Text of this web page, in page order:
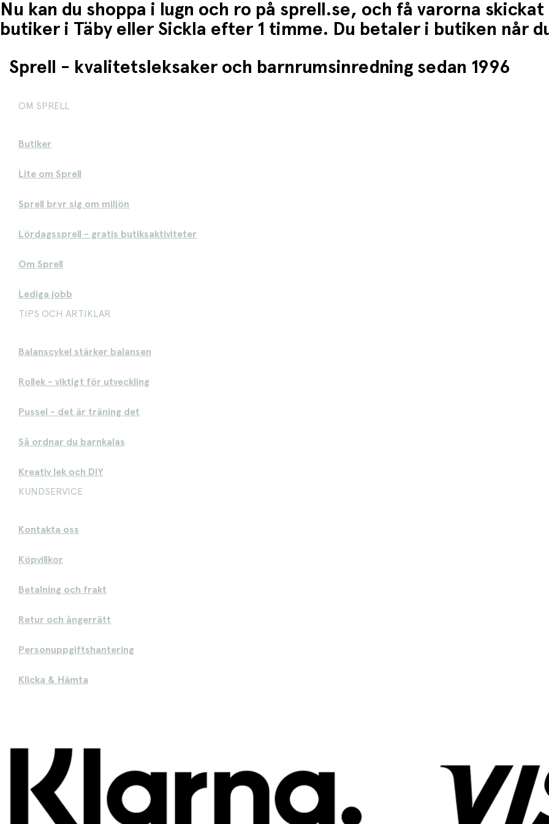
Nu kan du shoppa i lugn och ro på sprell.se, och få varorna
butiker i Täby eller Sickla efter 1 timme. Du betaler i butiken når
Sprell - kvalitetsleksaker och barnrumsinredning sedan 1996
OM SPRELL
Butiker
Lite om Sprell
Sprell bryr sig om miljön
Lördagssprell - gratis butiksaktiviteter
Om Sprell
Lediga jobb
TIPS OCH ARTIKLAR
Balanscykel stärker balansen
Rollek - viktigt för utveckling
Pussel - det är träning det
Så ordnar du barnkalas
Kreativ lek och DIY
KUNDSERVICE
Kontakta oss
Köpvillkor
Betalning och frakt
Retur och ångerrätt
Personuppgiftshantering
Klicka & Hämta